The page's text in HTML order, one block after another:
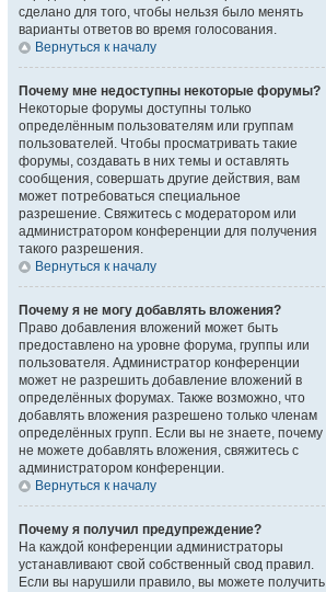
сделано для того, чтобы нельзя было менять
варианты ответов во время голосования.
Вернуться к началу
Почему мне недоступны некоторые форумы?
Некоторые форумы доступны только
определённым пользователям или группам
пользователей. Чтобы просматривать такие
форумы, создавать в них темы и оставлять
сообщения, совершать другие действия, вам
может потребоваться специальное
разрешение. Свяжитесь с модератором или
администратором конференции для получения
такого разрешения.
Вернуться к началу
Почему я не могу добавлять вложения?
Право добавления вложений может быть
предоставлено на уровне форума, группы или
пользователя. Администратор конференции
может не разрешить добавление вложений в
определённых форумах. Также возможно, что
добавлять вложения разрешено только членам
определённых групп. Если вы не знаете, почему
не можете добавлять вложения, свяжитесь с
администратором конференции.
Вернуться к началу
Почему я получил предупреждение?
На каждой конференции администраторы
устанавливают свой собственный свод правил.
Если вы нарушили правило, вы можете получить